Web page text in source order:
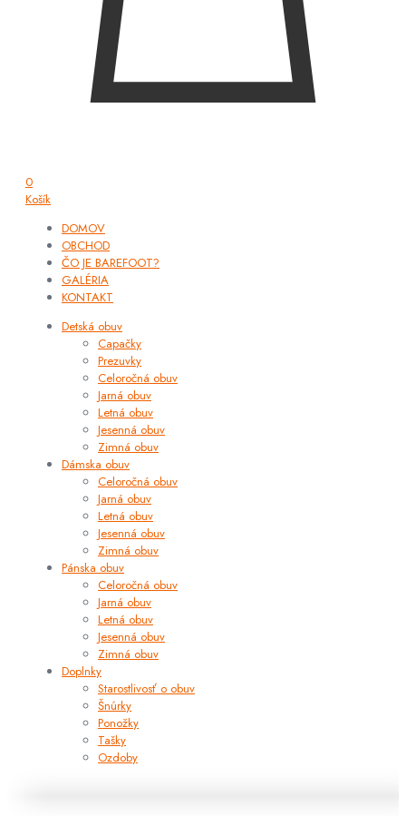
0
Košík
DOMOV
OBCHOD
ČO JE BAREFOOT?
GALÉRIA
KONTAKT
Detská obuv
Capačky
Prezuvky
Celoročná obuv
Jarná obuv
Letná obuv
Jesenná obuv
Zimná obuv
Dámska obuv
Celoročná obuv
Jarná obuv
Letná obuv
Jesenná obuv
Zimná obuv
Pánska obuv
Celoročná obuv
Jarná obuv
Letná obuv
Jesenná obuv
Zimná obuv
Doplnky
Starostlivosť o obuv
Šnúrky
Ponožky
Tašky
Ozdoby